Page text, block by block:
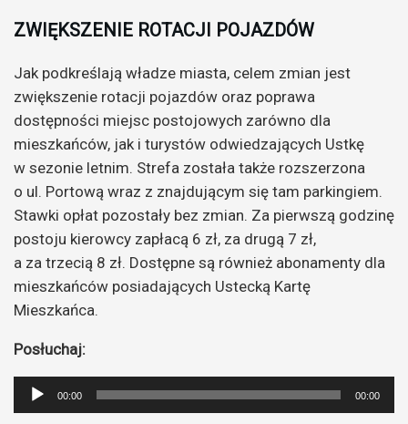
ZWIĘKSZENIE ROTACJI POJAZDÓW
Jak podkreślają władze miasta, celem zmian jest
zwiększenie rotacji pojazdów oraz poprawa
dostępności miejsc postojowych zarówno dla
mieszkańców, jak i turystów odwiedzających Ustkę
w sezonie letnim. Strefa została także rozszerzona
o ul. Portową wraz z znajdującym się tam parkingiem.
Stawki opłat pozostały bez zmian. Za pierwszą godzinę
postoju kierowcy zapłacą 6 zł, za drugą 7 zł,
a za trzecią 8 zł. Dostępne są również abonamenty dla
mieszkańców posiadających Ustecką Kartę
Mieszkańca.
Posłuchaj:
Odtwarzacz
plików
00:00 00:00